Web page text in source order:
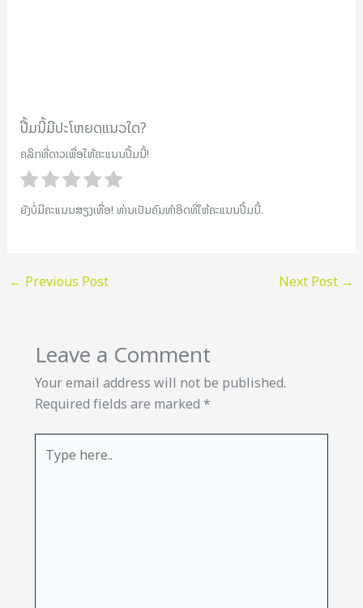
ປື້ມນີ້ມີປະໂຫຍດແນວໃດ?
ຄລິກທີ່ດາວເພື່ອໃຫ້ຄະແນນປື້ມນີ້!
ຍັງບໍ່ມີຄະແນນສຽງເທື່ອ! ທ່ານເປັນຄົນທຳອິດທີ່ໃຫ້ຄະແນນປື້ມນີ້.
← Previous Post Next Post →
Leave a Comment
Your email address will not be published.
Required fields are marked*
here..